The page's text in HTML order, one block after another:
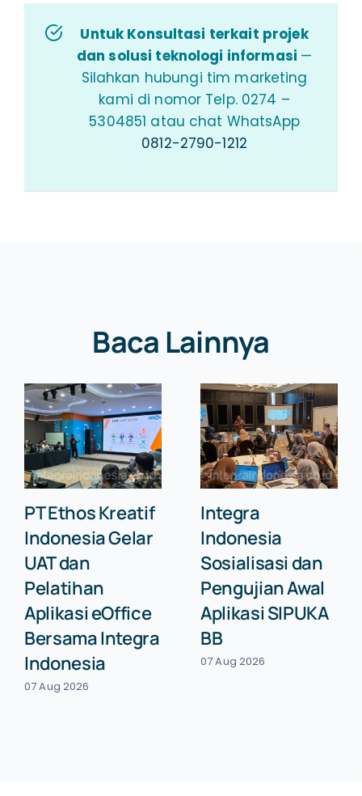
Untuk Konsultasi terkait projek
dan solusi teknologi informasi —
Silahkan hubungi tim marketing
kami di nomor Telp. 0274 –
5304851 atau chat WhatsApp
0812-2790-1212
Baca Lainnya
PT Ethos Kreatif
Indonesia Gelar
UAT dan
Pelatihan
Aplikasi eOffice
Bersama Integra
Indonesia
07 Aug 2026
Integra
Indonesia
Sosialisasi dan
Pengujian Awal
Aplikasi SIPUKA
BB
07 Aug 2026